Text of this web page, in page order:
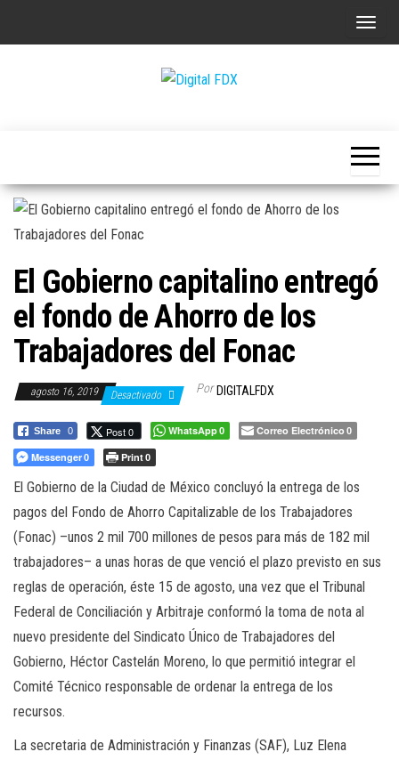
A
n
a
n
El Gobierno capitalino entregó
el fondo de Ahorro de los
Trabajadores del Fonac
agosto 16, 2019 Desactivado Por DIGITALFDX
Share 0 Post 0 WhatsApp0 Correo Electrónico 0
Messenger0 Print0
El Gobierno de la Ciudad de México concluyó la entrega de los
pagos del Fondo de Ahorro Capitalizable de los Trabajadores
(Fonac) –unos 2 mil 700 millones de pesos para más de 182 mil
trabajadores– a unas horas de que venció el plazo previsto en sus
reglas de operación, éste 15 de agosto, una vez que el Tribunal
Federal de Conciliación y Arbitraje conformó la toma de nota al
nuevo presidente del Sindicato Único de Trabajadores del
Gobierno, Héctor Castelán Moreno, lo que permitió integrar el
Comité Técnico responsable de ordenar la entrega de los
recursos.
La secretaria de Administración y Finanzas (SAF), Luz Elena